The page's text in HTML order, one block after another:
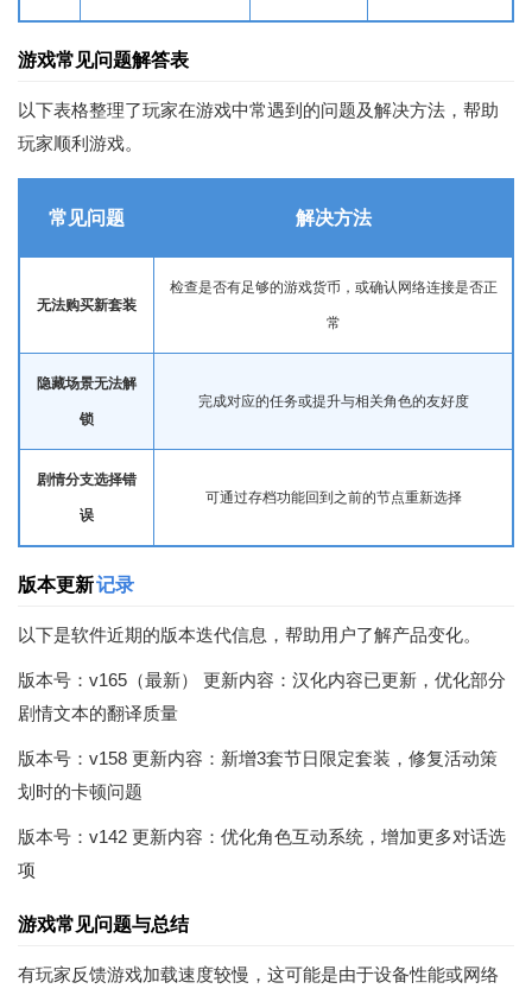
游戏常见问题解答表
以下表格整理了玩家在游戏中常遇到的问题及解决方法，帮助
玩家顺利游戏。
常见问题 解决方法
无法购买新套装
检查是否有足够的游戏货币，或确认网络连接是否正
常
隐藏场景无法解
锁
完成对应的任务或提升与相关角色的友好度
剧情分支选择错
误
可通过存档功能回到之前的节点重新选择
版本更新记录
以下是软件近期的版本迭代信息，帮助用户了解产品变化。
版本号：v165（最新） 更新内容：汉化内容已更新，优化部分
剧情文本的翻译质量
版本号：v158 更新内容：新增3套节日限定套装，修复活动策
划时的卡顿问题
版本号：v142 更新内容：优化角色互动系统，增加更多对话选
项
游戏常见问题与总结
有玩家反馈游戏加载速度较慢，这可能是由于设备性能或网络